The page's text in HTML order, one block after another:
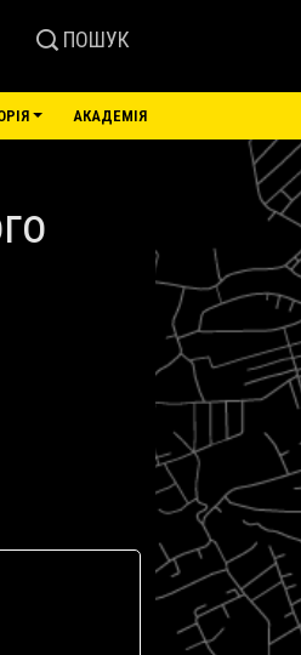
ПОШУК
АКАДЕМІЯ